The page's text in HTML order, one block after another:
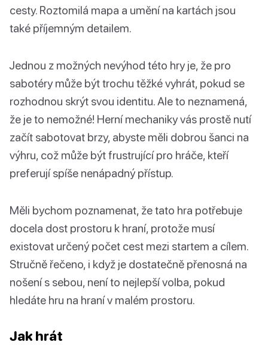
cesty. Roztomilá mapa a umění na kartách jsou
také příjemným detailem.
Jednou z možných nevýhod této hry je, že pro
sabotéry může být trochu těžké vyhrát, pokud se
rozhodnou skrýt svou identitu. Ale to neznamená,
že je to nemožné! Herní mechaniky vás prostě nutí
začít sabotovat brzy, abyste měli dobrou šanci na
výhru, což může být frustrující pro hráče, kteří
preferují spíše nenápadný přístup.
Měli bychom poznamenat, že tato hra potřebuje
docela dost prostoru k hraní, protože musí
existovat určený počet cest mezi startem a cílem.
Stručně řečeno, i když je dostatečně přenosná na
nošení s sebou, není to nejlepší volba, pokud
hledáte hru na hraní v malém prostoru.
Jak hrát